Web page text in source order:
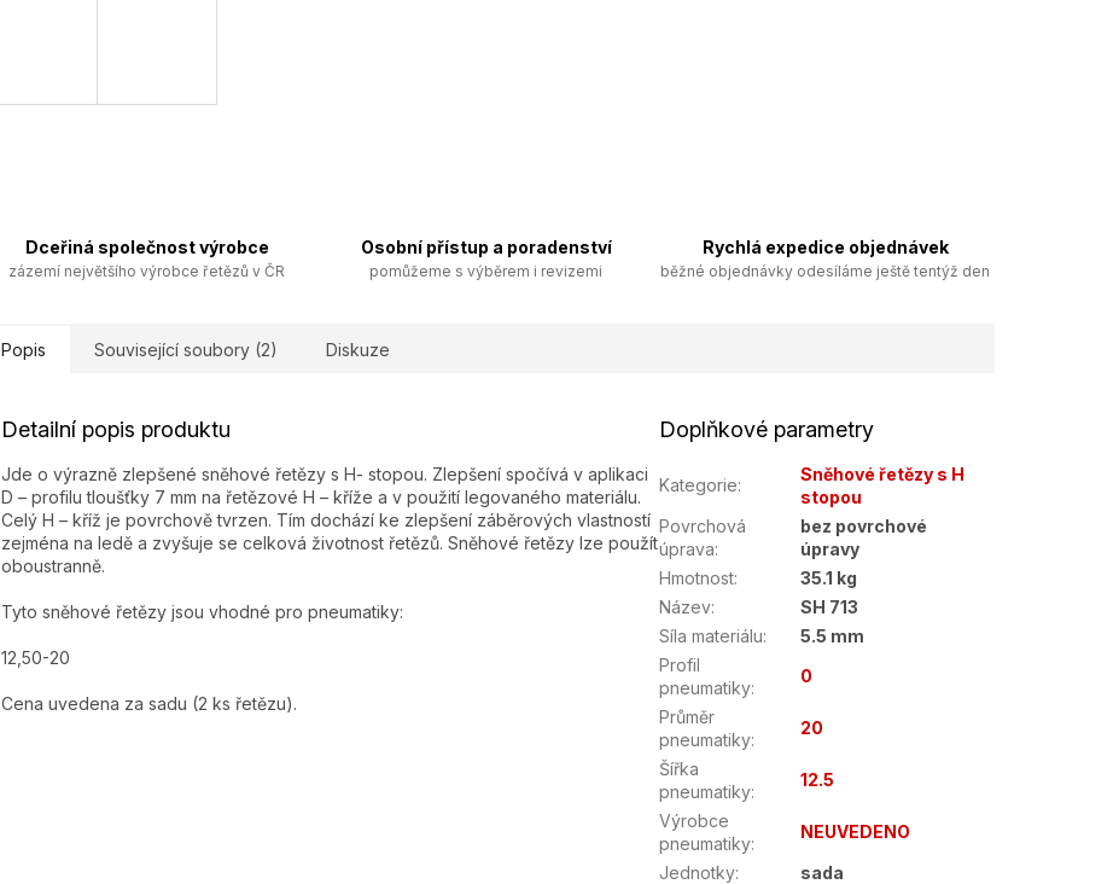
Dceřiná společnost výrobce
zázemí největšího výrobce řetězů v ČR
Osobní přístup a poradenství
pomůžeme s výběrem i revizemi
Rychlá expedice objednávek
běžné objednávky odesíláme ještě tentýž den
Popis Související soubory (2) Diskuze
Detailní popis produktu
Jde o výrazně zlepšené sněhové řetězy s H- stopou. Zlepšení spočívá v aplikaci
D – profilu tloušťky 7 mm na řetězové H – kříže a v použití legovaného materiálu.
Celý H – kříž je povrchově tvrzen. Tím dochází ke zlepšení záběrových vlastností
zejména na ledě a zvyšuje se celková životnost řetězů. Sněhové řetězy lze použít
oboustranně.
Tyto sněhové řetězy jsou vhodné pro pneumatiky:
12,50-20
Cena uvedena za sadu (2 ks řetězu).
Doplňkové parametry
Kategorie:
Sněhové řetězy s H
stopou
Povrchová
úprava:
bez povrchové
úpravy
Hmotnost:
35.1 kg
Název:
SH 713
Síla materiálu:
5.5 mm
Profil
pneumatiky:
0
Průměr
pneumatiky:
20
Šířka
pneumatiky:
12.5
Výrobce
pneumatiky:
NEUVEDENO
Jednotky: sada